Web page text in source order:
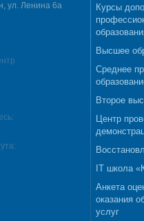
ул. Ленина 6а
Курсы
Высшее
Среднее
Второе
Центр
IT школа
Анкета
оказания
услуг